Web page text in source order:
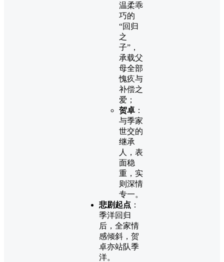
温柔乖
巧的
“回归
之
子”，
承载父
母全部
愧疚与
补偿之
爱；
贺卓 ：
与季家
世交的
继承
人，表
面稳
重，实
则深情
专一。
悲剧起点 ：
季洋回归
后，全家情
感倾斜，贺
卓亦站队季
洋。